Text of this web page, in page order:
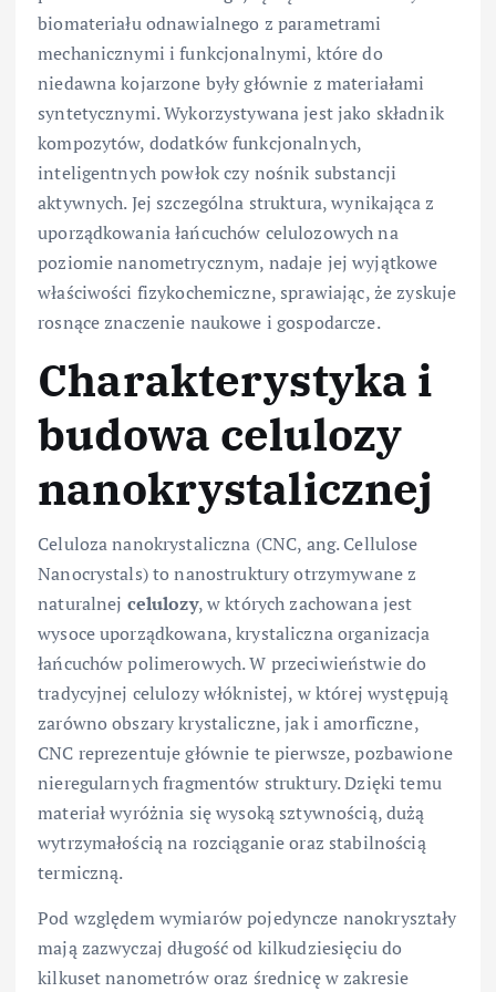
biomateriału odnawialnego z parametrami
mechanicznymi i funkcjonalnymi, które do
niedawna kojarzone były głównie z materiałami
syntetycznymi. Wykorzystywana jest jako składnik
kompozytów, dodatków funkcjonalnych,
inteligentnych powłok czy nośnik substancji
aktywnych. Jej szczególna struktura, wynikająca z
uporządkowania łańcuchów celulozowych na
poziomie nanometrycznym, nadaje jej wyjątkowe
właściwości fizykochemiczne, sprawiając, że zyskuje
rosnące znaczenie naukowe i gospodarcze.
Charakterystyka i
budowa celulozy
nanokrystalicznej
Celuloza nanokrystaliczna (CNC, ang. Cellulose
Nanocrystals) to nanostruktury otrzymywane z
naturalnej celulozy, w których zachowana jest
wysoce uporządkowana, krystaliczna organizacja
łańcuchów polimerowych. W przeciwieństwie do
tradycyjnej celulozy włóknistej, w której występują
zarówno obszary krystaliczne, jak i amorficzne,
CNC reprezentuje głównie te pierwsze, pozbawione
nieregularnych fragmentów struktury. Dzięki temu
materiał wyróżnia się wysoką sztywnością, dużą
wytrzymałością na rozciąganie oraz stabilnością
termiczną.
Pod względem wymiarów pojedyncze nanokryształy
mają zazwyczaj długość od kilkudziesięciu do
kilkuset nanometrów oraz średnicę w zakresie